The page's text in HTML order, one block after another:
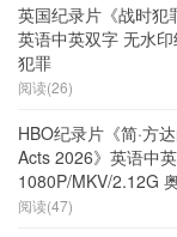
英国纪录片《战时犯
英语中英双字 无水
犯罪
阅读(26)
HBO纪录片《简·方
Acts 2026》英语中
1080P/MKV/2.12G
阅读(47)